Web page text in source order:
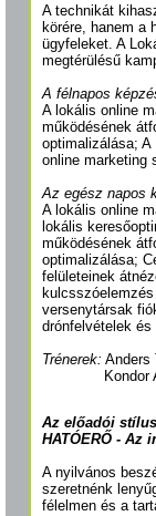
A technikát
körére, hanem a
ügyfeleket. A
megtérülésű
A félnapos
A lokális online
működésének
optimalizálása;
online marketing
Az egész napos
A lokális online
lokális
működésének
optimalizálása;
felületeinek
versenytársak
drónfelvételek
Trénerek: Anders
Kondor
Az előadói
HATÓERŐ - Az
A nyilvános
szeretnénk
félelmen és a